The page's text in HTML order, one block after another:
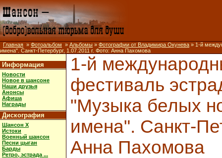
Главная » Фотоальбом » Альбомы » Фотографии от Владимира Окунева » 1-й
имена". Санкт-Петербург, 1.07.2011 г. Фото: Анна Пахомова
Информация
Новости
Новое в шансоне
Наши друзья
Анонсы
Афиша
Награды
Дискография
Шансон X
Истоки
Военный шансон
Песни цыган
Барды
Ретро, эстрада ...
1-й
фестиваль
"Музыка белых
имена". Санкт-
Анна Пахомова